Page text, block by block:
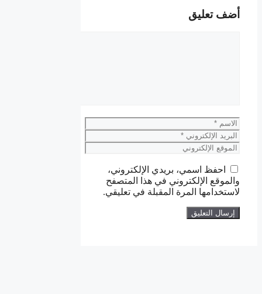
أضف تعليق
الاسم
البريد
الإلكتروني
الموقع
احفظ اسمي، بريدي الإلكتروني،
والموقع الإلكتروني في هذا المتصفح
لاستخدامها المرة المقبلة في تعليقي.